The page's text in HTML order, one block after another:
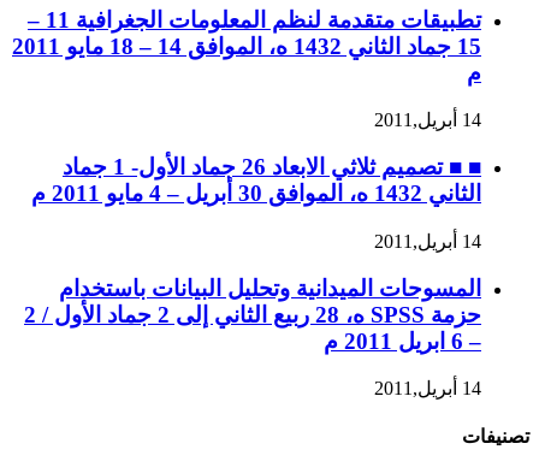
تطبيقات متقدمة لنظم المعلومات الجغرافية 11 –
15 جماد الثاني 1432 ه، الموافق 14 – 18 مايو 2011
م
14 أبريل,2011
■ ■ تصميم ثلاثي الابعاد 26 جماد الأول- 1 جماد
الثاني 1432 ه، الموافق 30 أبريل – 4 مايو 2011 م
14 أبريل,2011
المسوحات الميدانية وتحليل البيانات باستخدام
حزمة SPSS ه، 28 ربيع الثاني إلى 2 جماد الأول / 2
– 6 ابريل 2011 م
14 أبريل,2011
تصنيفات